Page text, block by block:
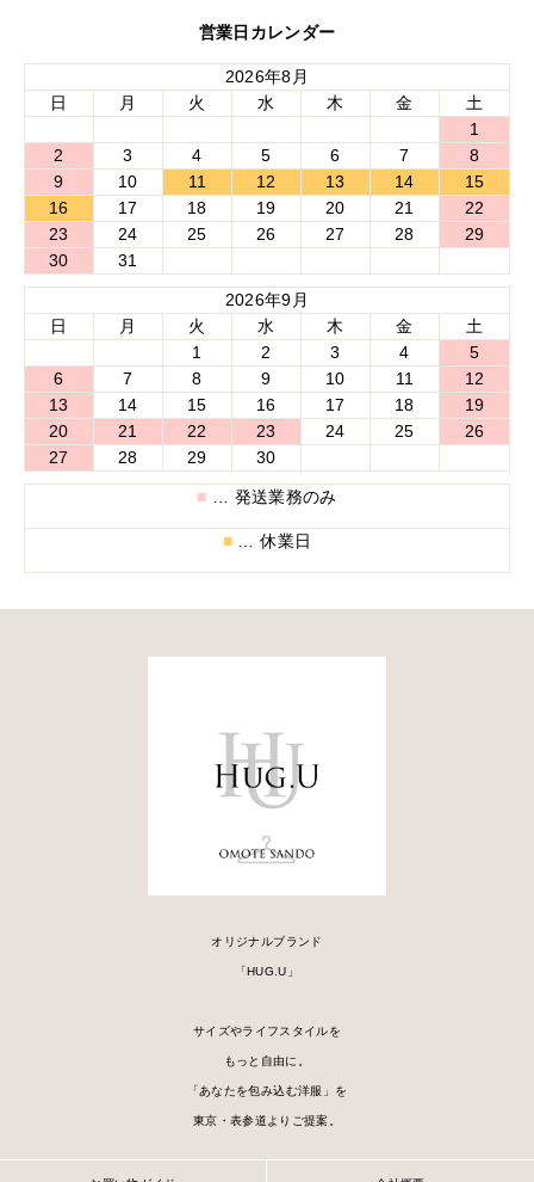
営業日カレンダー
2026年8月
日
月 火 水 木 金
土
1
2
3 4 5 6 7
8
9
10 11 12 13 14
15
16
17 18 19 20 21
22
23
24 25 26 27 28
29
30
31
2026年9月
日
月 火 水 木 金
土
1
2 3 4
5
6
7 8 9 10 11
12
13
14 15 16 17 18
19
20
21 22 23 24 25
26
27
28 29 30
■ … 発送業務のみ
■ … 休業日
オリジナルブランド
「HUG.U」
サイズやライフスタイルを
もっと自由に。
「あなたを包み込む洋服」を
東京・表参道よりご提案。